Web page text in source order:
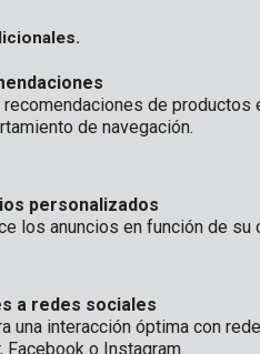
- Bélgica
recomendaciones de
de navegación.
personalizados
los anuncios en función de su
a redes sociales
una interacción óptima con
Facebook o Instagram.